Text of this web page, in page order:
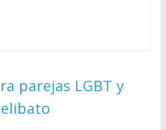
parejas LGBT y